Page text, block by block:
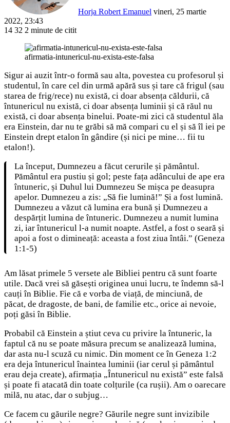
Horja Robert Emanuel vineri, 25 martie
2022, 23:43
14 32 2 minute de citit
afirmatia-intunericul-nu-exista-este-falsa
Sigur ai auzit într-o formă sau alta, povestea cu profesorul și
studentul, în care cel din urmă apără sus și tare că frigul (sau
starea de frig/rece) nu există, ci doar absența căldurii, că
întunericul nu există, ci doar absența luminii și că răul nu
există, ci doar absența binelui. Poate-mi zici că studentul ăla
era Einstein, dar nu te grăbi să mă compari cu el și să îl iei pe
Einstein drept etalon în gândire (și nici pe mine… fii tu
etalon!).
La început, Dumnezeu a făcut cerurile și pământul.
Pământul era pustiu și gol; peste fața adâncului de ape era
întuneric, și Duhul lui Dumnezeu Se mișca pe deasupra
apelor. Dumnezeu a zis: „Să fie lumină!” Și a fost lumină.
Dumnezeu a văzut că lumina era bună și Dumnezeu a
despărțit lumina de întuneric. Dumnezeu a numit lumina
zi, iar întunericul l-a numit noapte. Astfel, a fost o seară și
apoi a fost o dimineață: aceasta a fost ziua întâi.” (Geneza
1:1-5)
Am lăsat primele 5 versete ale Bibliei pentru că sunt foarte
utile. Dacă vrei să găsești originea unui lucru, te îndemn să-l
cauți în Biblie. Fie că e vorba de viață, de minciună, de
păcat, de dragoste, de bani, de familie etc., orice ai nevoie,
poți găsi în Biblie.
Probabil că Einstein a știut ceva cu privire la întuneric, la
faptul că nu se poate măsura precum se analizează lumina,
dar asta nu-l scuză cu nimic. Din moment ce în Geneza 1:2
era deja întunericul înaintea luminii (iar cerul și pământul
erau deja create), afirmația „Întunericul nu există” este falsă
și poate fi atacată din toate colțurile (ca rușii). Am o oarecare
milă, nu atac, dar o subjug…
Ce facem cu găurile negre? Găurile negre sunt invizibile